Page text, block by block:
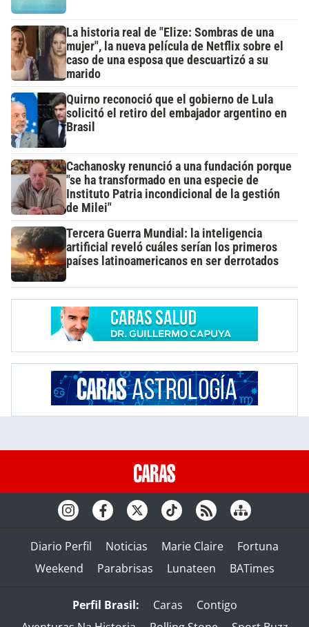
La historia real de "Elize: Sombras de una
mujer", la nueva película de Netflix sobre el
caso de una esposa que descuartizó a su
marido
Quirno reconoció que el gobierno de Lula
solicitó el retiro del embajador argentino en
Brasil
Cachanosky renunció a una fundación porque
"se ha transformado en una especie de
Instituto Patria incondicional de la gestión
de Milei"
Tercera Guerra Mundial: la inteligencia
artificial reveló cuáles serían los primeros
países latinoamericanos en ser derrotados
Diario Perfil Noticias Marie Claire
Fortuna
Weekend
Parabrisas Lunateen BATimes
Perfil Brasil: Caras
Contigo